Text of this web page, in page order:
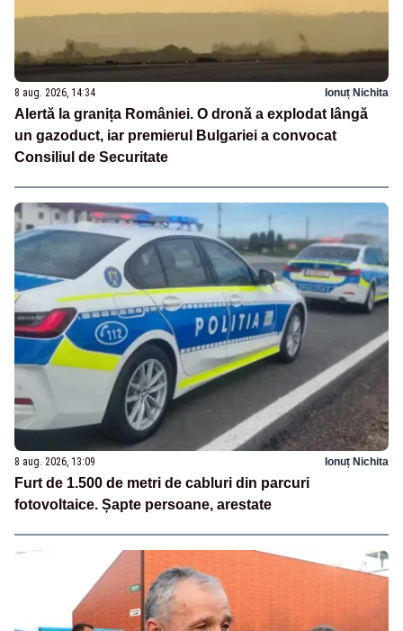
8 aug. 2026, 14:34 Ionuț Nichita
Alertă la granița României. O dronă a explodat lângă
un gazoduct, iar premierul Bulgariei a convocat
Consiliul de Securitate
8 aug. 2026, 13:09 Ionuț Nichita
Furt de 1.500 de metri de cabluri din parcuri
fotovoltaice. Șapte persoane, arestate